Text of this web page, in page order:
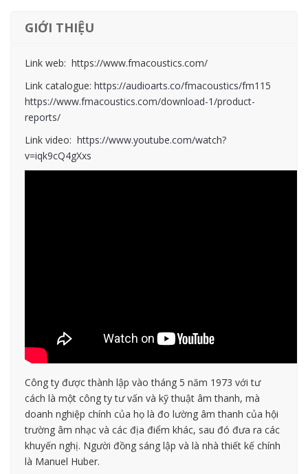
GIỚI THIỆU
Link web: https://www.fmacoustics.com/
Link catalogue: https://audioarts.co/fmacoustics/fm115
https://www.fmacoustics.com/download-1/product-
reports/
Link video: https://www.youtube.com/watch?
v=iqk9cQ4gXxs
Công ty được thành lập vào tháng 5 năm 1973 với tư
cách là một công ty tư vấn và kỹ thuật âm thanh, mà
doanh nghiệp chính của họ là đo lường âm thanh của hội
trường âm nhạc và các địa điểm khác, sau đó đưa ra các
khuyến nghị. Người đồng sáng lập và là nhà thiết kế chính
là Manuel Huber.